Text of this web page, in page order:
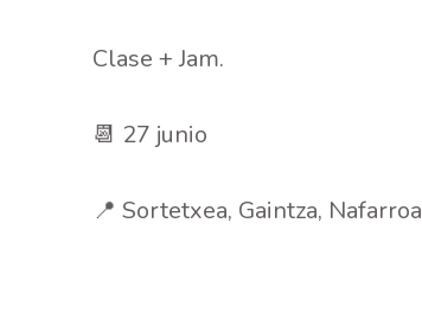
Clase + Jam.
📆 27 junio
📍 Sortetxea, Gaintza, Nafarroa